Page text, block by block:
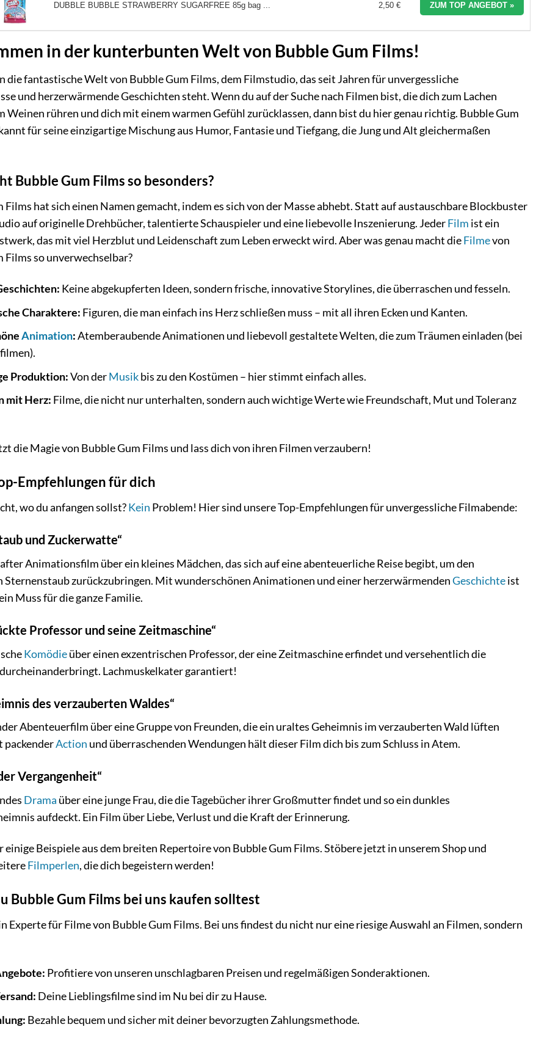
DUBBLE BUBBLE STRAWBERRY SUGARFREE 85g bag ... 2,50 € ZUM TOP ANGEBOT »
in der kunterbunten Welt von Bubble Gum Films!
die fantastische Welt von Bubble Gum Films, dem Filmstudio, das seit Jahren für unvergessliche
und herzerwärmende Geschichten steht. Wenn du auf der Suche nach Filmen bist, die dich zum Lachen
Weinen rühren und dich mit einem warmen Gefühl zurücklassen, dann bist du hier genau richtig. Bubble Gum
für seine einzigartige Mischung aus Humor, Fantasie und Tiefgang, die Jung und Alt gleichermaßen
Bubble Gum Films so besonders?
Films hat sich einen Namen gemacht, indem es sich von der Masse abhebt. Statt auf austauschbare Blockbuster
auf originelle Drehbücher, talentierte Schauspieler und eine liebevolle Inszenierung. JederFilm ist ein
das mit viel Herzblut und Leidenschaft zum Leben erweckt wird. Aber was genau macht dieFilmevon
Films so unverwechselbar?
Keine abgekupferten Ideen, sondern frische, innovative Storylines, die überraschen und fesseln.
Charaktere: Figuren, die man einfach ins Herz schließen muss – mit all ihren Ecken und Kanten.
Animation:Atemberaubende Animationen und liebevoll gestaltete Welten, die zum Träumen einladen (bei
Produktion:Von derMusikbis zu den Kostümen – hier stimmt einfach alles.
mit Herz: Filme, die nicht nur unterhalten, sondern auch wichtige Werte wie Freundschaft, Mut und Toleranz
die Magie von Bubble Gum Films und lass dich von ihren Filmen verzaubern!
Empfehlungen für dich
wo du anfangen sollst?Kein Problem! Hier sind unsere Top-Empfehlungen für unvergessliche Filmabende:
und Zuckerwatte“
Animationsfilm über ein kleines Mädchen, das sich auf eine abenteuerliche Reise begibt, um den
Sternenstaub zurückzubringen. Mit wunderschönen Animationen und einer herzerwärmendenGeschichteist
Muss für die ganze Familie.
Professor und seine Zeitmaschine“
Komödieüber einen exzentrischen Professor, der eine Zeitmaschine erfindet und versehentlich die
Lachmuskelkater garantiert!
des verzauberten Waldes“
Abenteuerfilm über eine Gruppe von Freunden, die ein uraltes Geheimnis im verzauberten Wald lüften
packenderAction und überraschenden Wendungen hält dieser Film dich bis zum Schluss in Atem.
Vergangenheit“
Drama über eine junge Frau, die die Tagebücher ihrer Großmutter findet und so ein dunkles
aufdeckt. Ein Film über Liebe, Verlust und die Kraft der Erinnerung.
einige Beispiele aus dem breiten Repertoire von Bubble Gum Films. Stöbere jetzt in unserem Shop und
Filmperlen, die dich begeistern werden!
Bubble Gum Films bei uns kaufen solltest
Experte für Filme von Bubble Gum Films. Bei uns findest du nicht nur eine riesige Auswahl an Filmen, sondern
Profitiere von unseren unschlagbaren Preisen und regelmäßigen Sonderaktionen.
Deine Lieblingsfilme sind im Nu bei dir zu Hause.
Bezahle bequem und sicher mit deiner bevorzugten Zahlungsmethode.